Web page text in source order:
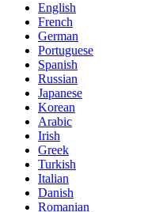
English
French
German
Portuguese
Spanish
Russian
Japanese
Korean
Arabic
Irish
Greek
Turkish
Italian
Danish
Romanian